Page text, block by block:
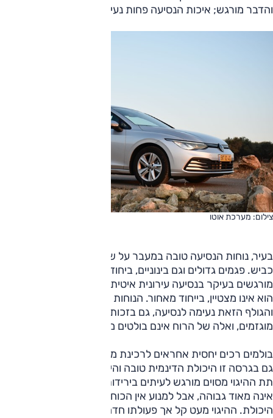
והדבר מורגש; איכות הנסיעה פחות נעימה ומעודנת.
צילום: מערכת אוטו
בעיר, נוחות הנסיעה טובה במעבר על שיבושים קטנים, טלאי
כביש. פגמים גדולים וגם בינוניים, ביחוד כאלה הבאים ברצף,
מורגשים בעיקר בנסיעה עירונית איטית. הטיפול בפסי האטה גם
הוא אינו מצטיין, בייחוד מאחור. הנוחות מחוץ לעיר טובה בהרבה,
והגולף הזאת נעימה לנסיעה, גם בזכות רעשי כביש שאינם
מוגזמים, ואלה של הרוח אינם בולטים מדי.
בולמים רכים יחסית אחראים לרכינת מרכב מורגשת בפניות, אך
גם בגרסה זו היכולת הדינמית טובה והיא יכולת להיות אף מהנה.
תת ההיגוי מסוים מורגש לעיתים בירידות ואחיזת הצמיגים הצרים
אינה מאוד גבוהה, אבל למנוע אין הכוח ההוא כדי לאתגר את
היכולת. ההיגוי מעט קל אך פעולתו חדה יותר מאשר בגרסת